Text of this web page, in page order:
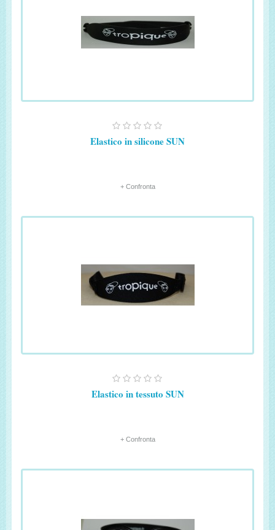
Elastico in silicone SUN
+ Confronta
Elastico in tessuto SUN
+ Confronta